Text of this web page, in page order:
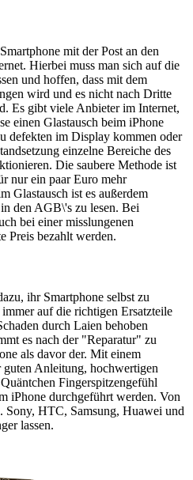
mit der Post an den
Hierbei muss man sich auf die
und hoffen, dass mit dem
wird und es nicht nach Dritte
Es gibt viele Anbieter im Internet,
einen Glastausch beim iPhone
defekten im Display kommen oder
einzelne Bereiche des
Die saubere Methode ist
nur ein paar Euro mehr
Glastausch ist es außerdem
den AGB\'s zu lesen. Bei
bei einer misslungenen
Preis bezahlt werden.
ihr Smartphone selbst zu
auf die richtigen Ersatzteile
durch Laien behoben
es nach der "Reparatur" zu
als davor der. Mit einem
Anleitung, hochwertigen
Fingerspitzengefühl
iPhone durchgeführt werden. Von
Sony, HTC, Samsung, Huawei und
lassen.